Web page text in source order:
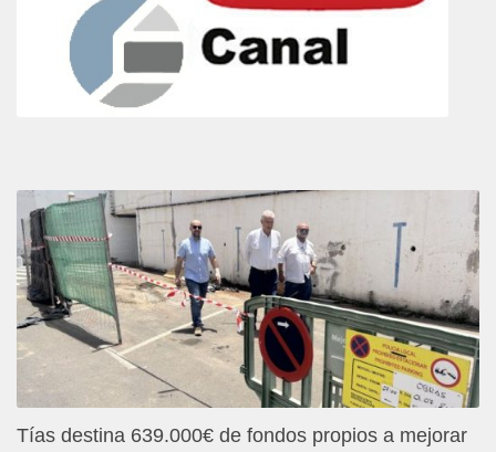
Tías destina 639.000€ de fondos propios a mejorar